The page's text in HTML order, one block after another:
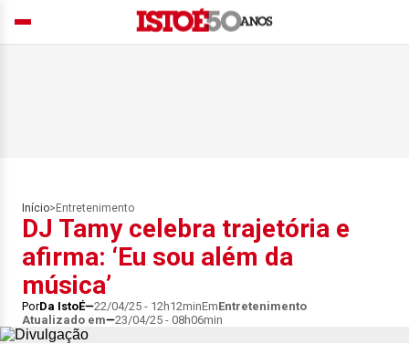
Início> Entretenimento
DJ Tamy celebra trajetória e
afirma: ‘Eu sou além da
música’
PorDa IstoÉ 22/04/25 - 12h12minEmEntretenimento
Atualizado em
23/04/25 - 08h06min